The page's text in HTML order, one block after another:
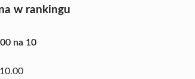
w rankingu
na 10
10.00